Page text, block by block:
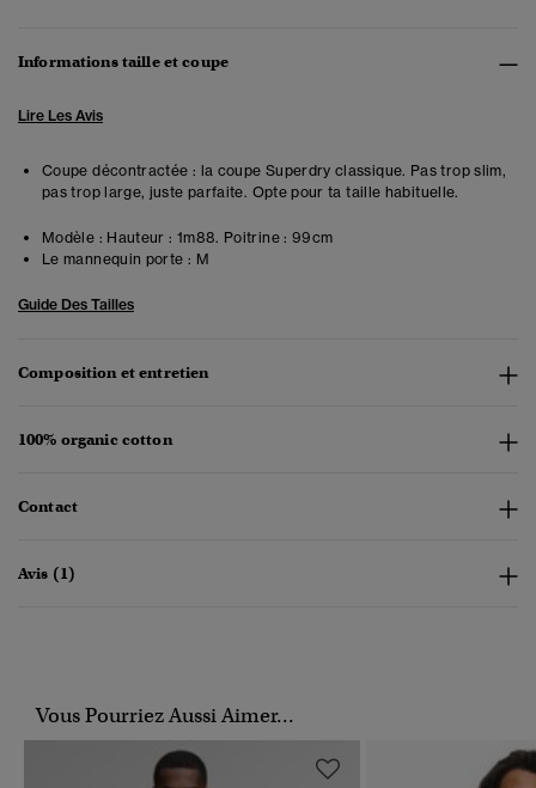
Informations taille et coupe
Lire Les Avis
Coupe décontractée : la coupe Superdry classique. Pas trop slim,
pas trop large, juste parfaite. Opte pour ta taille habituelle.
Modèle : Hauteur : 1m88. Poitrine : 99cm
Le mannequin porte : M
Guide Des Tailles
Composition et entretien
100% organic cotton
Contact
Avis (1)
Vous Pourriez Aussi Aimer...